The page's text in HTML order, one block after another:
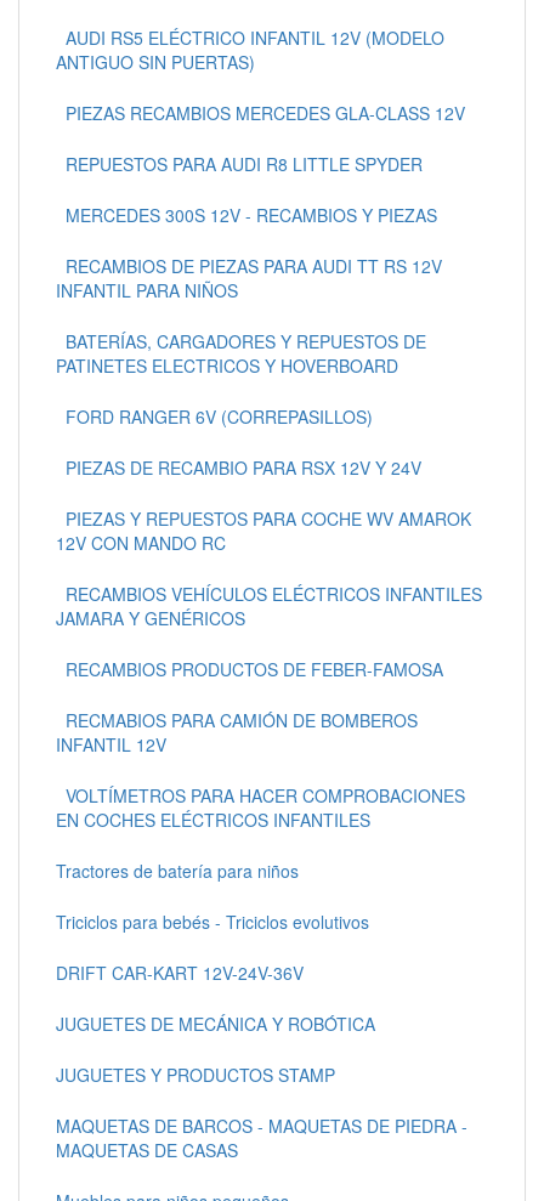
AUDI RS5 ELÉCTRICO INFANTIL 12V (MODELO
ANTIGUO SIN PUERTAS)
PIEZAS RECAMBIOS MERCEDES GLA-CLASS 12V
REPUESTOS PARA AUDI R8 LITTLE SPYDER
MERCEDES 300S 12V - RECAMBIOS Y PIEZAS
RECAMBIOS DE PIEZAS PARA AUDI TT RS 12V
INFANTIL PARA NIÑOS
BATERÍAS, CARGADORES Y REPUESTOS DE
PATINETES ELECTRICOS Y HOVERBOARD
FORD RANGER 6V (CORREPASILLOS)
PIEZAS DE RECAMBIO PARA RSX 12V Y 24V
PIEZAS Y REPUESTOS PARA COCHE WV AMAROK
12V CON MANDO RC
RECAMBIOS VEHÍCULOS ELÉCTRICOS INFANTILES
JAMARA Y GENÉRICOS
RECAMBIOS PRODUCTOS DE FEBER-FAMOSA
RECMABIOS PARA CAMIÓN DE BOMBEROS
INFANTIL 12V
VOLTÍMETROS PARA HACER COMPROBACIONES
EN COCHES ELÉCTRICOS INFANTILES
Tractores de batería para niños
Triciclos para bebés - Triciclos evolutivos
DRIFT CAR-KART 12V-24V-36V
JUGUETES DE MECÁNICA Y ROBÓTICA
JUGUETES Y PRODUCTOS STAMP
MAQUETAS DE BARCOS - MAQUETAS DE PIEDRA -
MAQUETAS DE CASAS